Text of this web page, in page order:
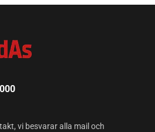
vi besvarar alla mail och